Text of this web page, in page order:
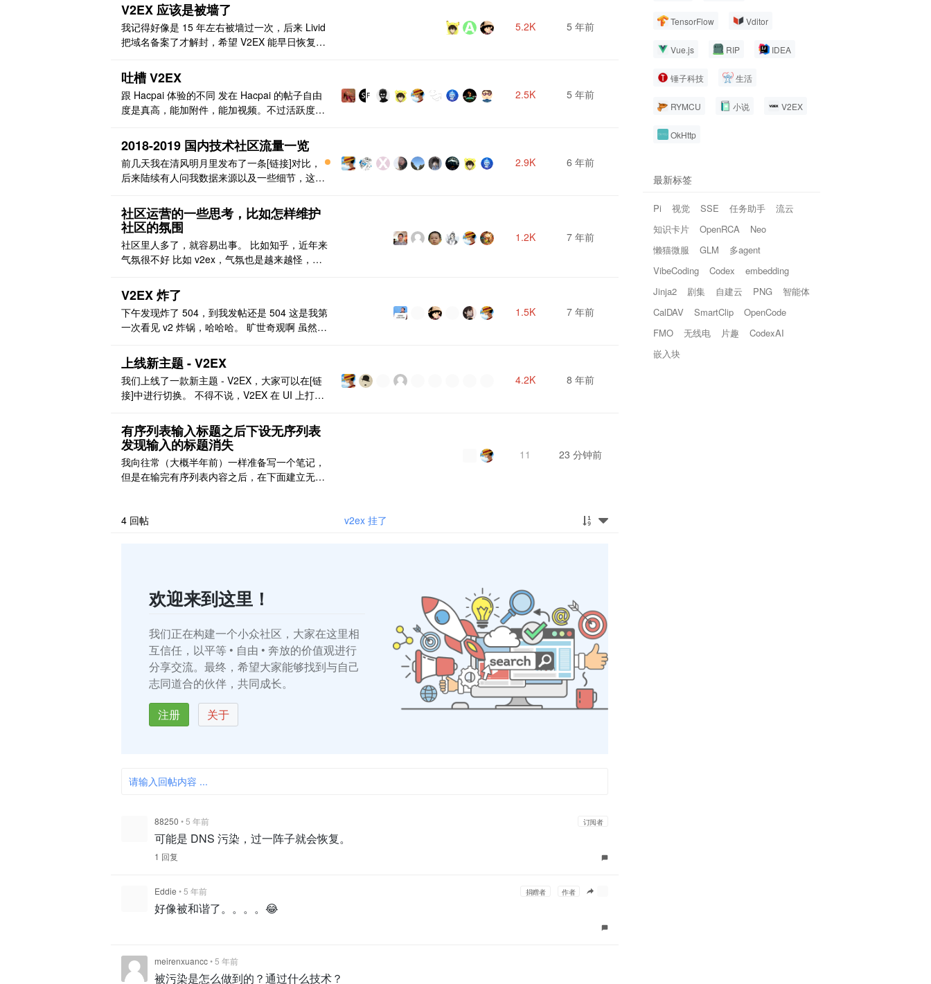
V2EX 应该是被墙了
我记得好像是 15 年左右被墙过一次，后来 Livid
把域名备案了才解封，希望 V2EX 能早日恢复国
5.2K 5 年前
吐槽 V2EX
跟 Hacpai 体验的不同 发在 Hacpai 的帖子自由
度是真高，能加附件，能加视频。不过活跃度也
度是真低。附件、视频不方便加，但访问、回
复、收藏数可观。 我把自己一个帖子同步到 V2E
X 了。不一会，交互还不少。不过由于里面的视
频、附件是 Hacpai 的，无法在 ..
2.5K 5 年前
2018-2019 国内技术社区流量一览
前几天我在清风明月里发布了一条[链接]对比，
后来陆续有人问我数据来源以及一些细节，这里
接]，他们的数据相对较为准确。 其中爱站网和
站长之家的数据大部分是基于 Alexa 的，所以
较为相近；SimilarWeb 可以付费获得更详细的
数据，有付费账号的朋友可以仔细看看。 为 ..
2.9K 6 年前
社区运营的一些思考，比如怎样维护
社区的氛围
社区里人多了，就容易出事。 比如知乎，近年来
气氛很不好 比如 v2ex，气氛也是越来越怪，说
是 discourage 你发言，你就越来越不想说话了。
我发现一个靠谱的社区，不说和睦相处吧，至少
不能因为某些杠精搞得大家不想发言了。 其实我
写了这么多，我也不知道我想表达什么，只是感
1.2K 7 年前
V2EX 炸了
下午发现炸了 504，到我发帖还是 504 这是我第
一次看见 v2 炸锅，哈哈哈。 旷世奇观啊 虽然知
现，哈哈，在修复了 [图片]
1.5K 7 年前
上线新主题 - V2EX
我们上线了一款新主题 - V2EX，大家可以在[链
接]中进行切换。 不得不说，V2EX 在 UI 上打磨
不间断改进也不是我和 @Vanessa 一朝一夕能模
仿得了的，只是希望大家以后在黑客派和 V2EX
之间切换更平滑一些。 致敬 V2EX！
4.2K 8 年前
有序列表输入标题之后下设无序列表
发现输入的标题消失
我向往常（大概半年前）一样准备写一个笔记，
但是在输完有序列表内容之后，在下面建立无序
11 23 分钟前
4 回帖 v2ex 挂了
欢迎来到这里！
我们正在构建一个小众社区，大家在这里相
互信任，以平等 • 自由 • 奔放的价值观进行
分享交流。最终，希望大家能够找到与自己
志同道合的伙伴，共同成长。
注册
关于
请输入回帖内容 ...
88250 •5 年前 订阅者
可能是 DNS 污染，过一阵子就会恢复。
1 回复
Eddie •5 年前 捐赠者 作者
好像被和谐了。。。。😂
meirenxuancc•5 年前
被污染是怎么做到的？通过什么技术？
TensorFlow Vditor
Vue.js RIP IDEA
锤子科技 生活
RYMCU 小说 V2EX
OkHttp
最新标签
Pi 视觉 SSE 任务助手
流云
知识卡片
OpenRCA
Neo
懒猫微服
GLM
多agent
VibeCoding
Codex
embedding
Jinja2
剧集 自建云 PNG
智能体
CalDAV
SmartClip
OpenCode
FMO
无线电 片趣
CodexAI
嵌入块